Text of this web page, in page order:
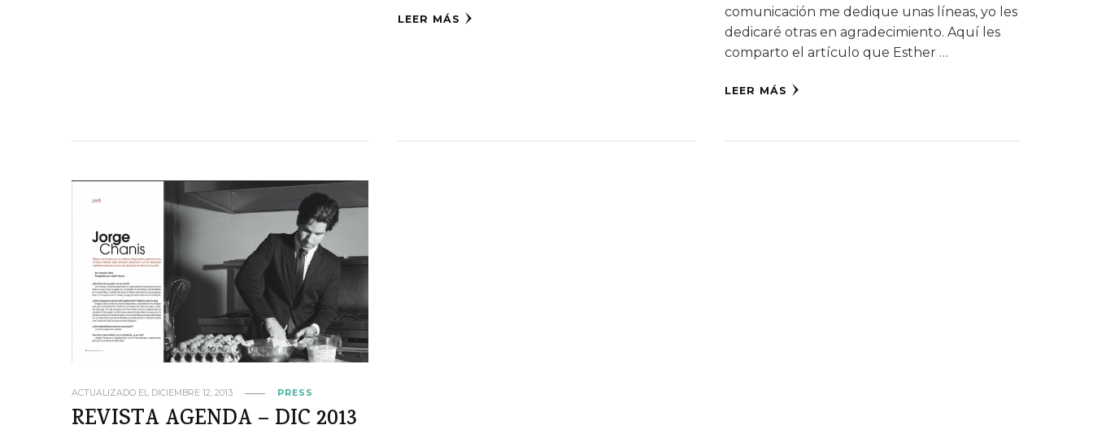
LEER MÁS
comunicación me dedique unas líneas, yo les
dedicaré otras en agradecimiento. Aquí les
comparto el artículo que Esther …
LEER MÁS
ACTUALIZADO EL DICIEMBRE 12, 2013 PRESS